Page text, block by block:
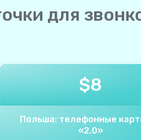
для
$8
Польша: телефонные
«2.0»